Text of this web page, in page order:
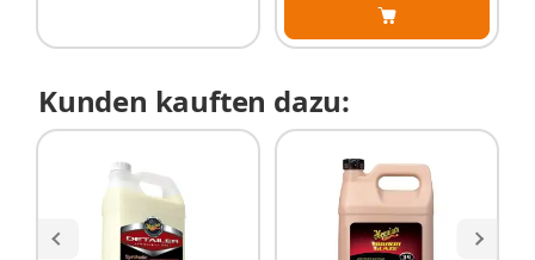
Kunden kauften dazu: